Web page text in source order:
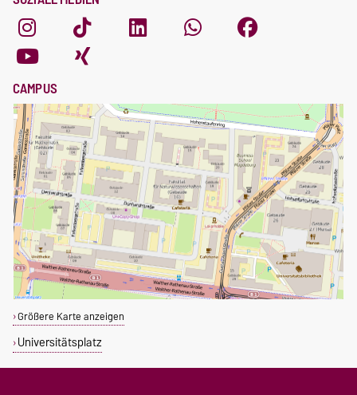
CAMPUS
Größere Karte anzeigen
Universitätsplatz